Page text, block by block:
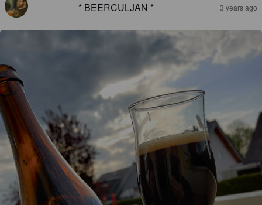
* BEERCULJAN * 3 years ago